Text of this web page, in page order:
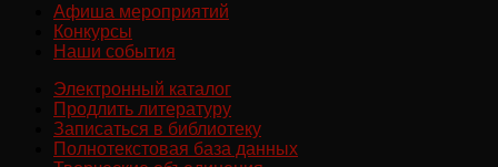
Афиша мероприятий
Конкурсы
Наши события
Электронный каталог
Продлить литературу
Записаться в библиотеку
Полнотекстовая база данных